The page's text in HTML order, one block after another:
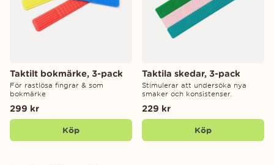
Taktilt bokmärke, 3-pack
För rastlösa fingrar & som
bokmärke
299 kr
Köp
Taktila skedar, 3-pack
Stimulerar att undersöka nya
smaker och konsistenser.
229 kr
Köp